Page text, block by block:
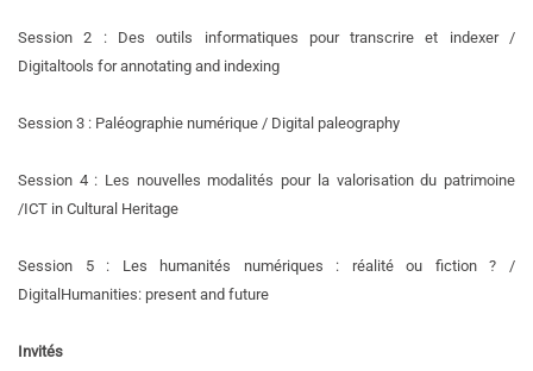
Session 2 : Des outils informatiques pour transcrire et indexer /
Digital tools for annotating and indexing
Session 3 : Paléographie numérique / Digital paleography
Session 4 : Les nouvelles modalités pour la valorisation du patrimoine
/ICT in Cultural Heritage
Session 5 : Les humanités numériques : réalité ou fiction ? /
Digital Humanities: present and future
Invités